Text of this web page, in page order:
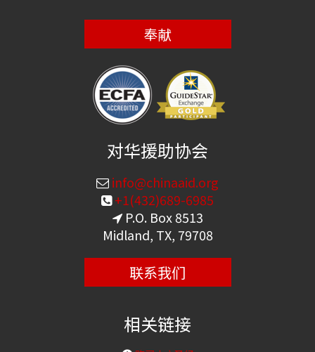
奉献
对华援助协会
info@chinaaid.org
+1(432)689-6985
P.O. Box 8513
Midland, TX, 79708
联系我们
相关链接